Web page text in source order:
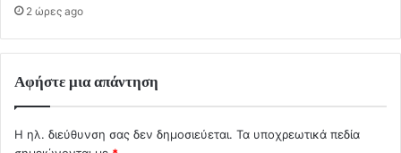
2 ώρες ago
Αφήστε μια απάντηση
Η ηλ. διεύθυνση σας δεν δημοσιεύεται. Τα υποχρεωτικά πεδία